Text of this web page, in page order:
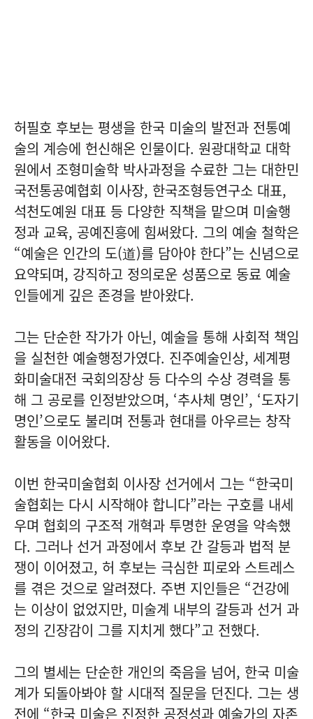
허필호 후보는 평생을 한국 미술의 발전과 전통예
술의 계승에 헌신해온 인물이다. 원광대학교 대학
원에서 조형미술학 박사과정을 수료한 그는 대한민
국전통공예협회 이사장, 한국조형등연구소 대표,
석천도예원 대표 등 다양한 직책을 맡으며 미술행
정과 교육, 공예진흥에 힘써왔다. 그의 예술 철학은
“예술은 인간의 도(道)를 담아야 한다”는 신념으로
요약되며, 강직하고 정의로운 성품으로 동료 예술
인들에게 깊은 존경을 받아왔다.
그는 단순한 작가가 아닌, 예술을 통해 사회적 책임
을 실천한 예술행정가였다. 진주예술인상, 세계평
화미술대전 국회의장상 등 다수의 수상 경력을 통
해 그 공로를 인정받았으며, ‘추사체 명인’, ‘도자기
명인’으로도 불리며 전통과 현대를 아우르는 창작
활동을 이어왔다.
이번 한국미술협회 이사장 선거에서 그는 “한국미
술협회는 다시 시작해야 합니다”라는 구호를 내세
우며 협회의 구조적 개혁과 투명한 운영을 약속했
다. 그러나 선거 과정에서 후보 간 갈등과 법적 분
쟁이 이어졌고, 허 후보는 극심한 피로와 스트레스
를 겪은 것으로 알려졌다. 주변 지인들은 “건강에
는 이상이 없었지만, 미술계 내부의 갈등과 선거 과
정의 긴장감이 그를 지치게 했다”고 전했다.
그의 별세는 단순한 개인의 죽음을 넘어, 한국 미술
계가 되돌아봐야 할 시대적 질문을 던진다. 그는 생
전에 “한국 미술은 진정한 공정성과 예술가의 자존